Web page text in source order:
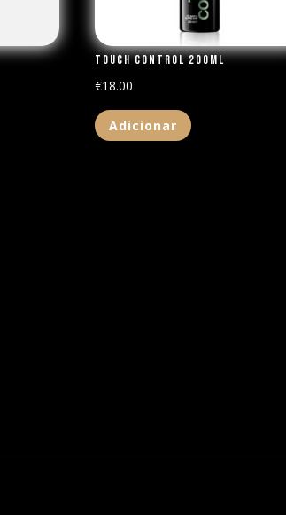
Touch Control 200ml
€18.00
Adicionar